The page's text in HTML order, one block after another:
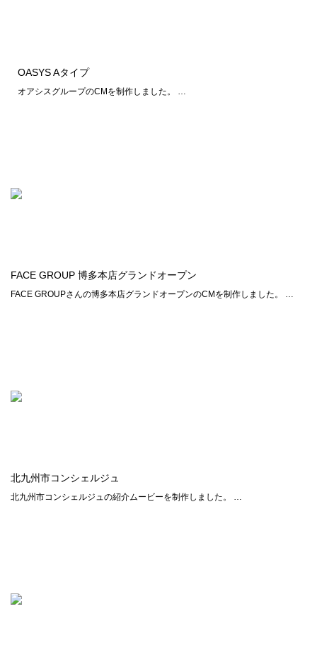
OASYS Aタイプ
オアシスグループのCMを制作しました。 …
FACE GROUP 博多本店グランドオープン
FACE GROUPさんの博多本店グランドオープンのCMを制作しました。 …
北九州市コンシェルジュ
北九州市コンシェルジュの紹介ムービーを制作しました。 …